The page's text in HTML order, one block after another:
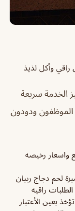
راقي وأكل لذيذ
الخدمة سريعة
الموظفون ودودون
واسعار رخيصه
لحم دجاج ربيان
راقيه
بعين الأعتبار